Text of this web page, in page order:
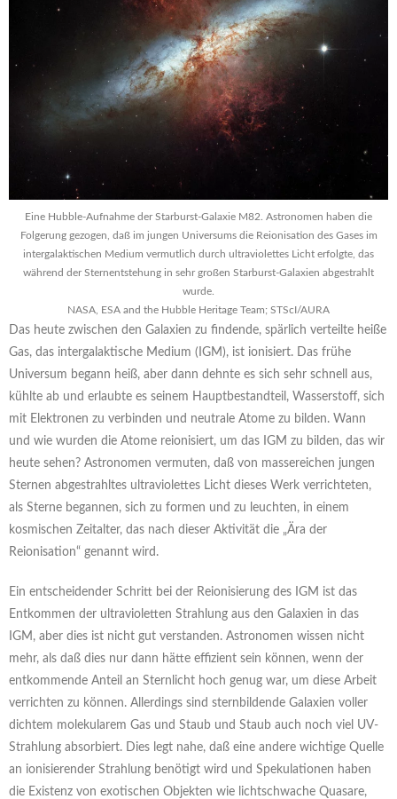
Eine Hubble-Aufnahme der Starburst-Galaxie M82. Astronomen haben die
Folgerung gezogen, daß im jungen Universums die Reionisation des Gases im
intergalaktischen Medium vermutlich durch ultraviolettes Licht erfolgte, das
während der Sternentstehung in sehr großen Starburst-Galaxien abgestrahlt
wurde.
NASA, ESA and the Hubble Heritage Team; STScI/AURA
Das heute zwischen den Galaxien zu findende, spärlich verteilte heiße
Gas, das intergalaktische Medium (IGM), ist ionisiert. Das frühe
Universum begann heiß, aber dann dehnte es sich sehr schnell aus,
kühlte ab und erlaubte es seinem Hauptbestandteil, Wasserstoff, sich
mit Elektronen zu verbinden und neutrale Atome zu bilden. Wann
und wie wurden die Atome reionisiert, um das IGM zu bilden, das wir
heute sehen? Astronomen vermuten, daß von massereichen jungen
Sternen abgestrahltes ultraviolettes Licht dieses Werk verrichteten,
als Sterne begannen, sich zu formen und zu leuchten, in einem
kosmischen Zeitalter, das nach dieser Aktivität die „Ära der
Reionisation“ genannt wird.
Ein entscheidender Schritt bei der Reionisierung des IGM ist das
Entkommen der ultravioletten Strahlung aus den Galaxien in das
IGM, aber dies ist nicht gut verstanden. Astronomen wissen nicht
mehr, als daß dies nur dann hätte effizient sein können, wenn der
entkommende Anteil an Sternlicht hoch genug war, um diese Arbeit
verrichten zu können. Allerdings sind sternbildende Galaxien voller
dichtem molekularem Gas und Staub und Staub auch noch viel UV-
Strahlung absorbiert. Dies legt nahe, daß eine andere wichtige Quelle
an ionisierender Strahlung benötigt wird und Spekulationen haben
die Existenz von exotischen Objekten wie lichtschwache Quasare,